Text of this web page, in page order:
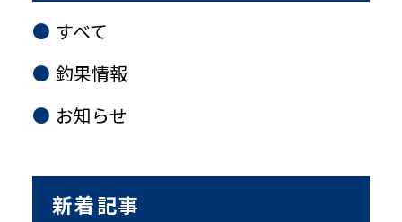
すべて
釣果情報
お知らせ
新着記事